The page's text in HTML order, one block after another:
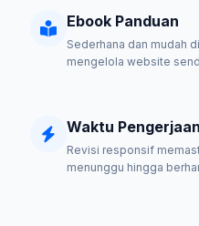
Ebook Panduan
Sederhana dan mudah
mengelola website
Waktu
Revisi responsif
menunggu hingga